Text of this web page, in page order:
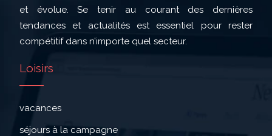
et évolue. Se tenir au courant des dernières
tendances et actualités est essentiel pour rester
compétitif dans n’importe quel secteur.
Loisirs
vacances
séjours à la campagne